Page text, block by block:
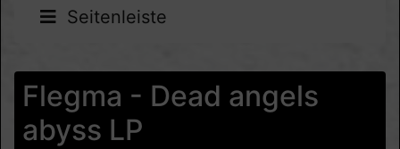
Seitenleiste
Flegma - Dead angels
abyss LP